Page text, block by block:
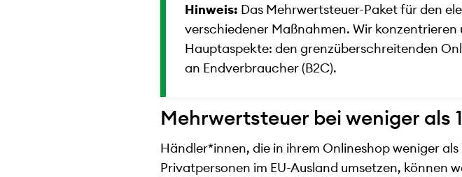
Hinweis: Das Mehrwertsteuer-Paket für den
verschiedener Maßnahmen. Wir konzentrieren
Hauptaspekte: den grenzüberschreitenden
an Endverbraucher (B2C).
Mehrwertsteuer bei weniger als
Händler*innen, die in ihrem Onlineshop weniger
Privatpersonen im EU-Ausland umsetzen, können